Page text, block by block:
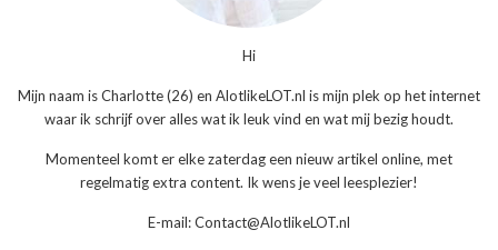
Hi
Mijn naam is Charlotte (26) en AlotlikeLOT.nl is mijn plek op het internet
waar ik schrijf over alles wat ik leuk vind en wat mij bezig houdt.
Momenteel komt er elke zaterdag een nieuw artikel online, met
regelmatig extra content. Ik wens je veel leesplezier!
E-mail: Contact@AlotlikeLOT.nl